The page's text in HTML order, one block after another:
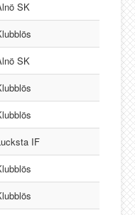
SK
SK
IF